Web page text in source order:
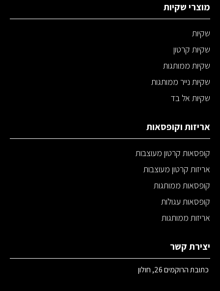
מוצרי שקיות
שקיות
שקיות קרטון
שקיות ממותגות
שקיות נייר ממותגות
שקיות אל בד
אריזות וקופסאות
קופסאות קרטון מעוצבות
אריזות קרטון מעוצבות
קופסאות ממותגות
קופסאות עגולות
אריזות ממותגות
יצירת קשר
כתובת הרוקמים 26, חולון